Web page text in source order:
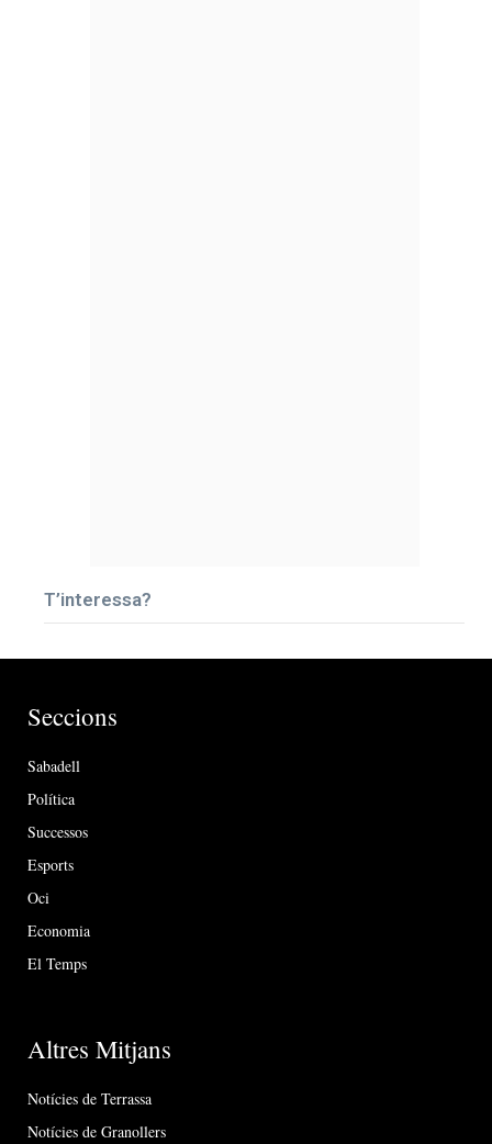
T’interessa?
Seccions
Sabadell
Política
Successos
Esports
Oci
Economia
El Temps
Altres Mitjans
Notícies de Terrassa
Notícies de Granollers